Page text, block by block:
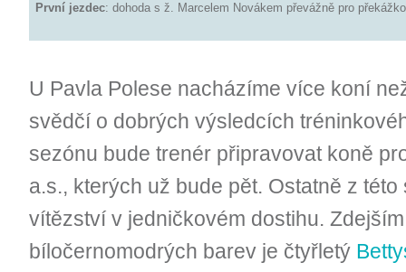
První jezdec: dohoda s ž. Marcelem Novákem převážně pro
U Pavla Polese nacházíme více koní
svědčí o dobrých výsledcích
sezónu bude trenér připravovat koně
a.s., kterých už bude pět. Ostatně z
vítězství v jedničkovém dostihu.
bíločernomodrých barev je čtyřletý